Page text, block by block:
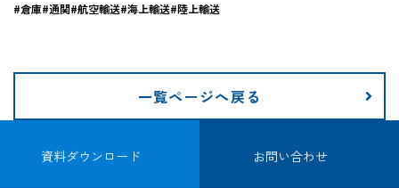
#倉庫#通関#航空輸送#海上輸送#陸上輸送
一覧ページへ戻る
資料ダウンロード お問い合わせ